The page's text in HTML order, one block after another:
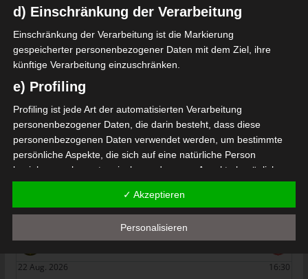
Die nächsten Begegnungen
SPIELTAG 1
22 Aug. 2026
PS Sakiet Eddaïer
- -
JS Omrane
22 Aug. 2026
Stade Tunisien
- -
CS Sfax
ES Hammam Sousse
- -
- -
22 Aug. 2026
16:30
d) Einschränkung der Verarbeitung
Einschränkung der Verarbeitung ist die Markierung
gespeicherter personenbezogener Daten mit dem Ziel, ihre
künftige Verarbeitung einzuschränken.
e) Profiling
Profiling ist jede Art der automatisierten Verarbeitung
personenbezogener Daten, die darin besteht, dass diese
personenbezogenen Daten verwendet werden, um bestimmte
persönliche Aspekte, die sich auf eine natürliche Person
beziehen, zu bewerten, insbesondere, um Aspekte bezüglich
Arbeitsleistung, wirtschaftlicher Lage, Gesundheit, persönlicher
Vorlieben, Interessen, Zuverlässigkeit, Verhalten, Aufenthaltsort
oder Ortswechsel dieser natürlichen Person zu analysieren oder
f) Pseudonymisierung
Pseudonymisierung ist die Verarbeitung personenbezogener
✓ Akzeptieren
Personalisieren